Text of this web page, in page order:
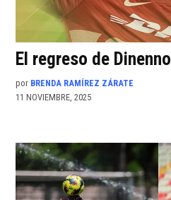
El regreso de Dinenno
por BRENDA RAMÍREZ ZÁRATE
11 NOVIEMBRE, 2025